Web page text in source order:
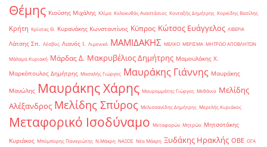
Θέμης Κιούσης Μιχάλης Κλίμα Κολοκυθάς Αναστάσιος Κονταξής Δημήτρης Κορκίδης Βασίλης
Κρήτη Κρίντας Θ. Κυρανάκης Κωνσταντίνος Κύπρος Κώτσος Ευάγγελος ΛΙΒΕΡΙΑ
Λάτσης Σπ. Λέσβος Λιανός Ι. Λιμενικό ΜΑΜΙΔΑΚΗΣ ΜΕΛΚΟ ΜΕΡΙΣΜΑ ΜΗΤΡΩΟ ΑΠΟΒΛΗΤΩΝ
Μάλαμα Κυριακή Μάρδας Δ. Μακρυβέλιος Δημήτρης Μαμουλάκης Χ.
Μαρκόπουλος Δημήτρης Μασαλής Γιώργος Μαυράκης Γιάννης Μαυράκης
Μανώλης Μαυράκης Χάρης Μαυρομμάτης Γιώργος Μεθάνιο Μελίδης
Αλέξανδρος Μελίδης Σπύρος Μελισσανίδης Δημήτρης Μερελής Κυριάκος
Μεταφορικό Ισοδύναμο Μεταφορών Μητρώο Μητσοτάκης
Κυριάκος Μπόμπορης Παναγιώτης Ν.Μάκρη ΝΑΞΟΣ Νέα Μάκρη Ξυδάκης Ηρακλής ΟΒΕ ΟΓΑ